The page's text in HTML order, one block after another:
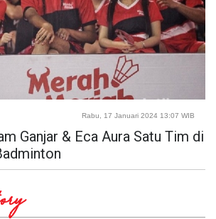
Rabu, 17 Januari 2024 13:07 WIB
Ganjar & Eca Aura Satu Tim di